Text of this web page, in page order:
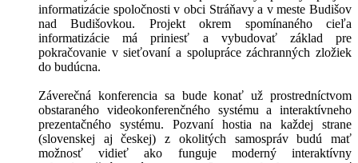
informatizácie spoločnosti v obci Stráňavy a v meste Budišov
nad Budišovkou. Projekt okrem spomínaného cieľa
informatizácie má priniesť a vybudovať základ pre
pokračovanie v sieťovaní a spolupráce záchranných zložiek
do budúcna.
Záverečná konferencia sa bude konať už prostredníctvom
obstaraného videokonferenčného systému a interaktívneho
prezentačného systému. Pozvaní hostia na každej strane
(slovenskej aj českej) z okolitých samospráv budú mať
možnosť vidieť ako funguje moderný interaktívny